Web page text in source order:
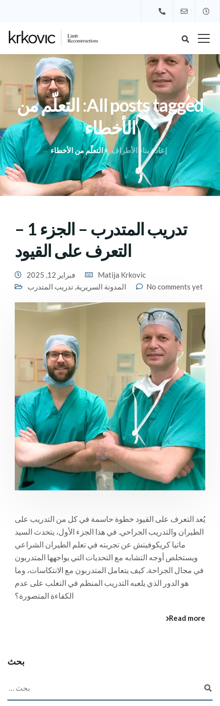
All posts tagged: التعلّم من
الأخطاء
إعادة بناء الأطراف التعلّم من الأخطاء
تدريب المتدرب – الجزء 1 –
التعرف على القيود
فبراير 12, 2025
Matija Krkovic
المدونة السريرية, تدريب المتدرب No comments yet
يُعد التعرف على القيود خطوة حاسمة في كل من التدريب على
الطيران والتدريب الجراحي. في هذا الجزء الأول، يتحدث السيد
ماتيا كريكوفيتش عن تجربته في تعلم الطيران الشراعي
ويستخلص أوجه التشابه مع التحديات التي يواجهها المتدربون
في مجال الجراحة. كيف يتعامل المتدربون مع الانتكاسات، وما
هو الدور الذي يلعبه التدريب المنظم في التغلب على عدم
الكفاءة المتصورة؟
Read more
بحث